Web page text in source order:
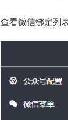
查看微信绑定列